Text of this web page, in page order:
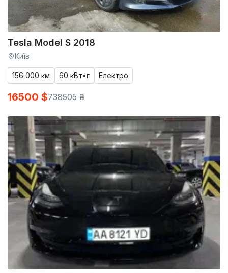
Tesla Model S 2018
Київ
156 000 км 60 кВт•г Електро
16500 $738505 ₴